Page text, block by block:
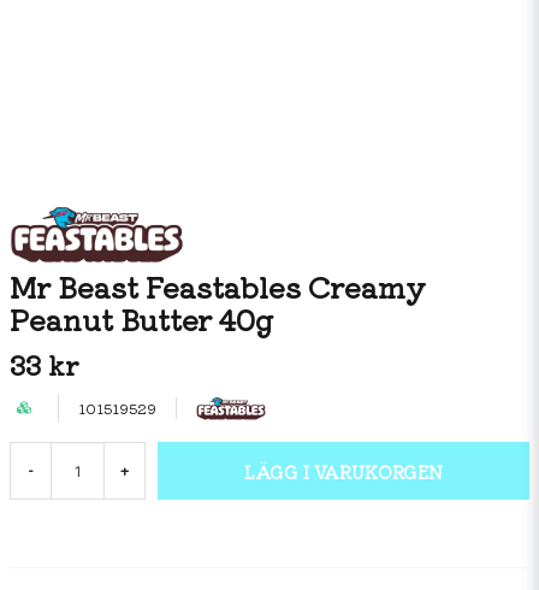
Mr Beast Feastables Creamy
Peanut Butter 40g
33 kr
101519529
- + LÄGG I VARUKORGEN